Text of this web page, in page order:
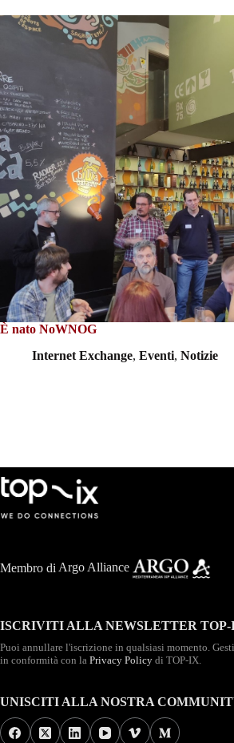
È nato NoWNOG
Internet Exchange, Eventi, Notizie
Membro di Argo Alliance
ISCRIVITI ALLA NEWSLETTER TOP-
Puoi annullare l'iscrizione in qualsiasi momento.
in conformità con la Privacy Policy di TOP-IX.
UNISCITI ALLA NOSTRA